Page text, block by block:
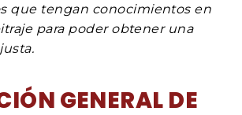
que tengan conocimientos en
para poder obtener una
GENERAL DE